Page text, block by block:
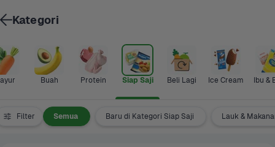
Buah Protein Siap Saji Beli Lagi Ice Cream Ibu &
Filter Semua Baru di Kategori Siap Saji Lauk &
Kategori